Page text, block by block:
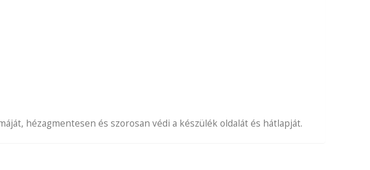
hézagmentesen és szorosan védi a készülék oldalát és hátlapját.